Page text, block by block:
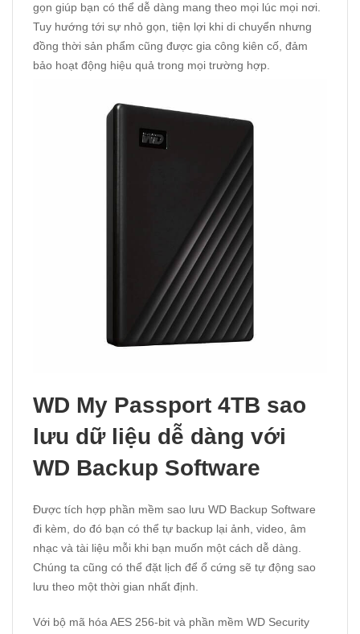
gọn giúp bạn có thể dễ dàng mang theo mọi lúc mọi nơi.
Tuy hướng tới sự nhỏ gọn, tiện lợi khi di chuyển nhưng
đồng thời sản phẩm cũng được gia công kiên cố, đảm
bảo hoạt động hiệu quả trong mọi trường hợp.
WD My Passport 4TB sao
lưu dữ liệu dễ dàng với
WD Backup Software
Được tích hợp phần mềm sao lưu WD Backup Software
đi kèm, do đó bạn có thể tự backup lại ảnh, video, âm
nhạc và tài liệu mỗi khi bạn muốn một cách dễ dàng.
Chúng ta cũng có thể đặt lịch để ổ cứng sẽ tự động sao
lưu theo một thời gian nhất định.
Với bộ mã hóa AES 256-bit và phần mềm WD Security